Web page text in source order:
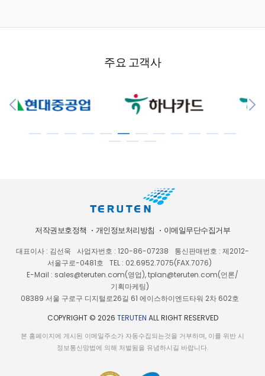
주요 고객사
저작권보호정책 개인정보처리방침 이메일무단수집거부
대표이사 : 김선욱 사업자번호 : 120-86-07238
통신판매번호 : 제2012-
서울구로-0481호
TEL : 02.6952.7075(FAX.7076)
E-Mail : sales@teruten.com(영업), tplan@teruten.com(언론/
기획마케팅)
08389 서울 구로구 디지털로26길 61 에이스하이엔드타워 2차 602호
COPYRIGHT © 2026 TERUTEN ALL RIGHT RESERVED
본 홈페이지에 게시된 이메일주소가 자동수집되는것을 거부하며, 이를 위반 시
정보통신망법에 의해 처벌됨을 유념하시길 바랍니다.